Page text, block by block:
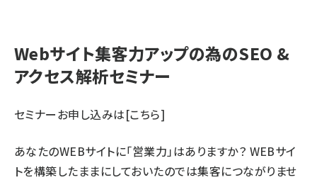
Webサイト集客力アップの為のSEO &
アクセス解析セミナー
セミナーお申し込みは[こちら]
あなたのWEBサイトに「営業力」はありますか？ WEBサイ
トを構築したままにしておいたのでは集客につながりませ